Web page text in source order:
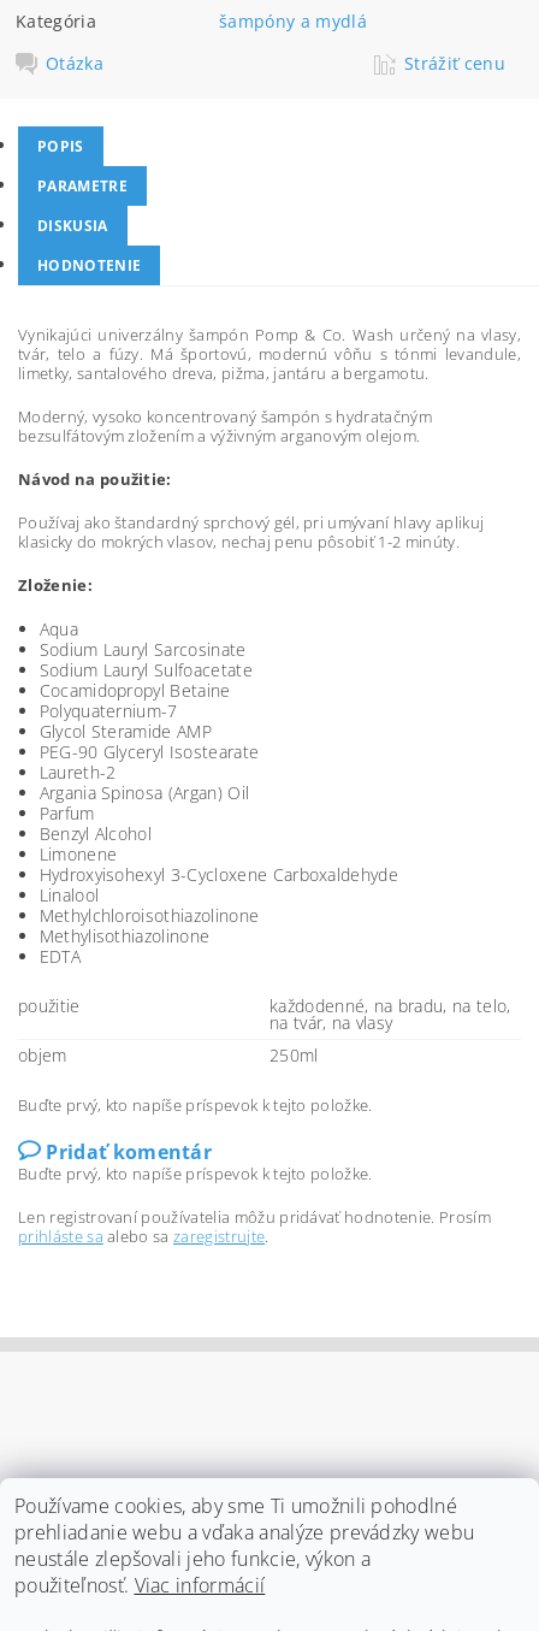
Kategória
šampóny a mydlá
Otázka
Strážiť cenu
POPIS
PARAMETRE
DISKUSIA
HODNOTENIE
Vynikajúci univerzálny šampón Pomp & Co. Wash určený na vlasy,
tvár, telo a fúzy. Má športovú, modernú vôňu s tónmi levandule,
limetky, santalového dreva, pižma, jantáru a bergamotu.
Moderný, vysoko koncentrovaný šampón s hydratačným
bezsulfátovým zložením a výživným arganovým olejom.
Návod na použitie:
Používaj ako štandardný sprchový gél, pri umývaní hlavy aplikuj
klasicky do mokrých vlasov, nechaj penu pôsobiť 1-2 minúty.
Zloženie:
Aqua
Sodium Lauryl Sarcosinate
Sodium Lauryl Sulfoacetate
Cocamidopropyl Betaine
Polyquaternium-7
Glycol Steramide AMP
PEG-90 Glyceryl Isostearate
Laureth-2
Argania Spinosa (Argan) Oil
Parfum
Benzyl Alcohol
Limonene
Hydroxyisohexyl 3-Cycloxene Carboxaldehyde
Linalool
Methylchloroisothiazolinone
Methylisothiazolinone
EDTA
použitie každodenné, na bradu, na telo,
na tvár, na vlasy
objem
250ml
Buďte prvý, kto napíše príspevok k tejto položke.
Pridať komentár
Buďte prvý, kto napíše príspevok k tejto položke.
Len registrovaní používatelia môžu pridávať hodnotenie. Prosím
prihláste sa alebo sazaregistrujte.
Používame cookies, aby sme Ti umožnili pohodlné
prehliadanie webu a vďaka analýze prevádzky webu
neustále zlepšovali jeho funkcie, výkon a
použiteľnosť. Viac informácií